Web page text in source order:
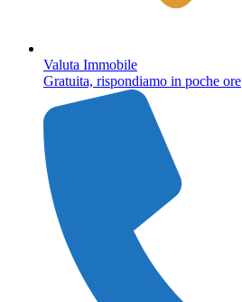
Valuta Immobile
Gratuita, rispondiamo in poche ore